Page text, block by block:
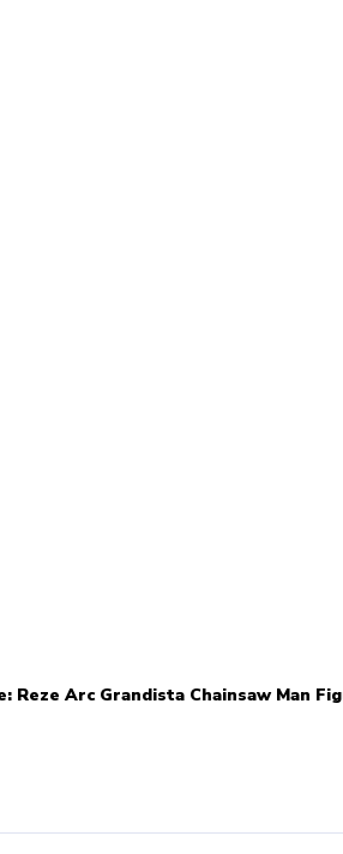
Reze Arc Grandista Chainsaw Man